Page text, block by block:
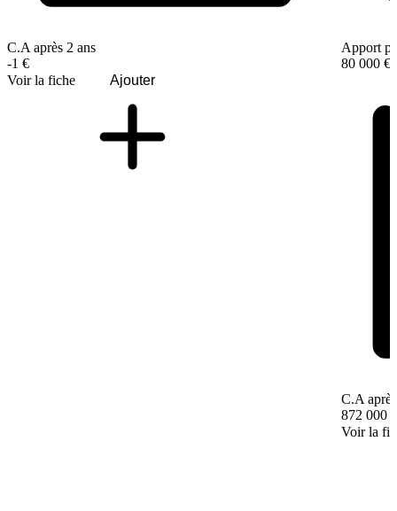
C.A après 2 ans
-1 €
Voir la fiche
Ajouter
Apport
80 000 €
C.A
872 000 €
Voir la